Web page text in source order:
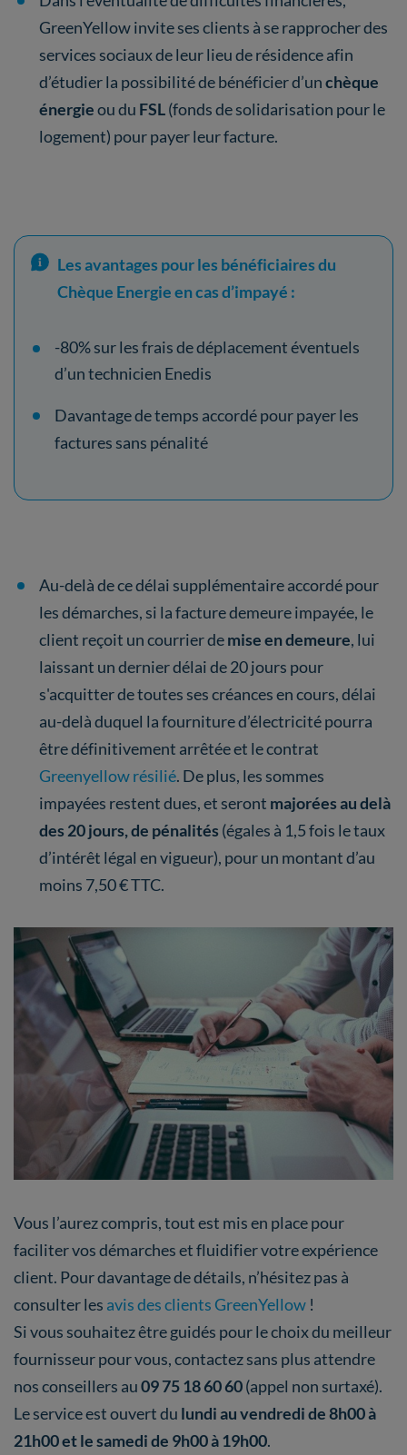
GreenYellow invite ses clients à se rapprocher des
services sociaux de leur lieu de résidence afin
d’étudier la possibilité de bénéficier d’unchèque
énergieou du FSL(fonds de solidarisation pour le
logement) pour payer leur facture.
Les avantages pour les bénéficiaires du
Chèque Energie en cas d’impayé :
-80% sur les frais de déplacement éventuels
d’un technicien Enedis
Davantage de temps accordé pour payer les
factures sans pénalité
Au-delà de ce délai supplémentaire accordé pour
les démarches, si la facture demeure impayée, le
client reçoit un courrier demise en demeure, lui
laissant un dernier délai de 20 jours pour
s'acquitter de toutes ses créances en cours, délai
au-delà duquel la fourniture d’électricité pourra
être définitivement arrêtée et le contrat
Greenyellow résilié. De plus, les sommes
impayées restent dues, et seront majorées au delà
des 20 jours, de pénalités (égales à 1,5 fois le taux
d’intérêt légal en vigueur), pour un montant d’au
moins 7,50 € TTC.
Vous l’aurez compris, tout est mis en place pour
faciliter vos démarches et fluidifier votre expérience
client. Pour davantage de détails, n’hésitez pas à
consulter les avis des clients GreenYellow !
Si vous souhaitez être guidés pour le choix du meilleur
fournisseur pour vous, contactez sans plus attendre
nos conseillers au09 75 18 60 60(appel non surtaxé).
Le service est ouvert du lundi au vendredi de 8h00 à
21h00 et le samedi de 9h00 à 19h00.